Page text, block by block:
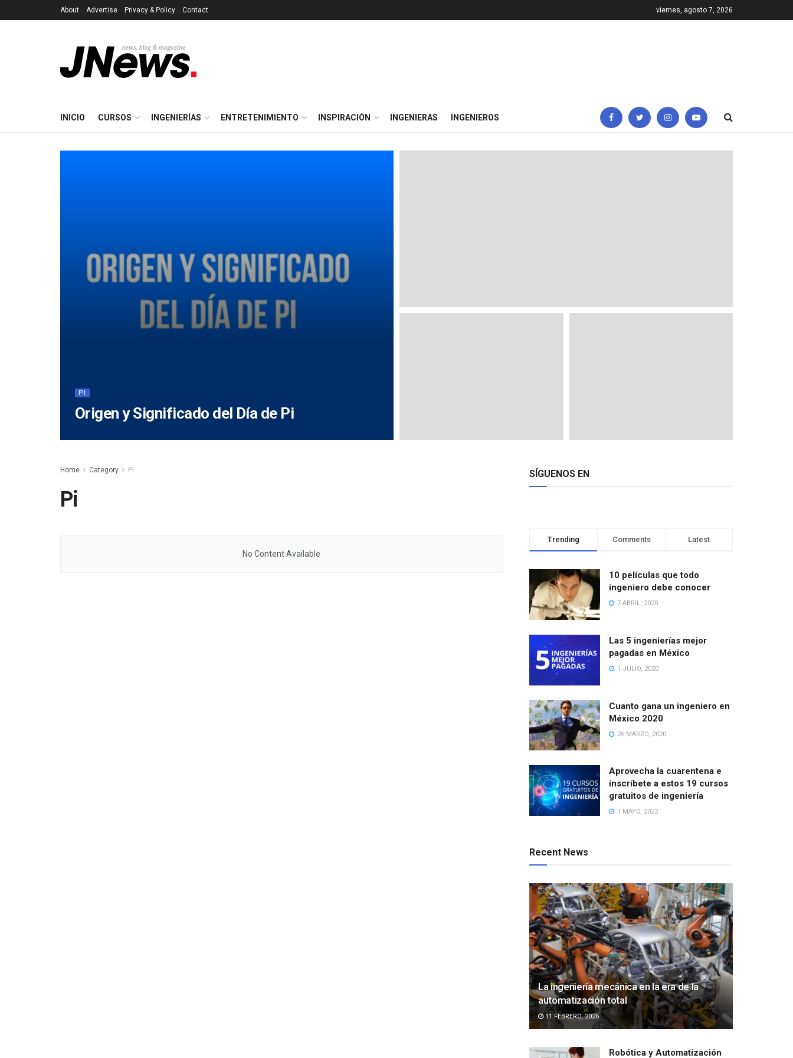
About Advertise Privacy & Policy Contact viernes, agosto 7, 2026
INICIO CURSOS INGENIERÍAS ENTRETENIMIENTO INSPIRACIÓN INGENIERAS INGENIEROS
PI
Origen y Significado del Día de Pi
Home Category Pi
Pi
No Content Available
SÍGUENOS EN
Trending Comments Latest
10 películas que todo
ingeniero debe conocer
7 ABRIL, 2020
Las 5 ingenierías mejor
pagadas en México
1 JULIO, 2020
Cuanto gana un ingeniero en
México 2020
26 MARZO, 2020
Aprovecha la cuarentena e
inscríbete a estos 19 cursos
gratuitos de ingeniería
1 MAYO, 2022
Recent News
La ingeniería mecánica en la era de la
automatización total
11 FEBRERO, 2026
Robótica y Automatización